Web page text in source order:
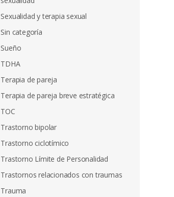
Sexualidad y terapia sexual
Sin categoría
Sueño
TDHA
Terapia de pareja
Terapia de pareja breve estratégica
TOC
Trastorno bipolar
Trastorno ciclotímico
Trastorno Límite de Personalidad
Trastornos relacionados con traumas
Trauma